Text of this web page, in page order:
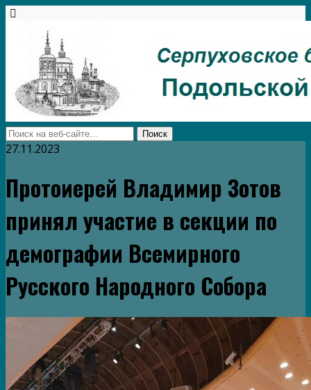
27.11.2023
Протоиерей Владимир Зотов
принял участие в секции по
демографии Всемирного
Русского Народного Собора